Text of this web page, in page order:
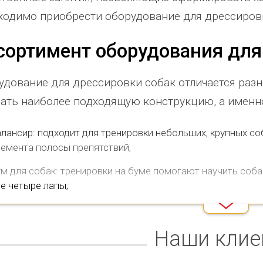
оборудование. Довольны
сотрудничеством! Желаем...
отзыв
поселения
почтового отделения, фапа, детского
весь отзыв
Елена Алексеевна
Граховского района Удмуртской
приобрести оборудование для
оборудования
для дрессировки собак отличается
наиболее подходящую конструкцию, а
подходит для тренировки небольших, крупных
полосы препятствий;
для собак: тренировки на буме помогают научить
четыре лапы;
незаменимы для отработки упражнения "Ров".
конструкции предназначены для дрессировки
Наши